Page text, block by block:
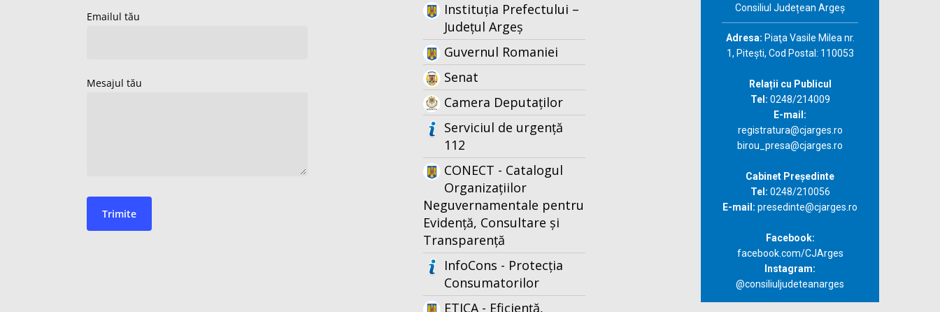
Instituția Prefectului –
Județul Argeș
Guvernul Romaniei
Senat
Camera Deputaților
Serviciul de urgență
112
CONECT - Catalogul
Organizațiilor
Neguvernamentale pentru
Evidență, Consultare și
Transparență
InfoCons - Protecția
Consumatorilor
ETICA - Eficiență,
Consiliul Județean Argeș
Adresa: Piaţa Vasile Milea nr.
1, Piteşti, Cod Postal: 110053
Relații cu Publicul
Tel: 0248/214009
E-mail:
registratura@cjarges.ro
birou_presa@cjarges.ro
Cabinet Președinte
Tel: 0248/210056
E-mail: presedinte@cjarges.ro
Facebook:
facebook.com/CJArges
Instagram:
@consiliuljudeteanarges